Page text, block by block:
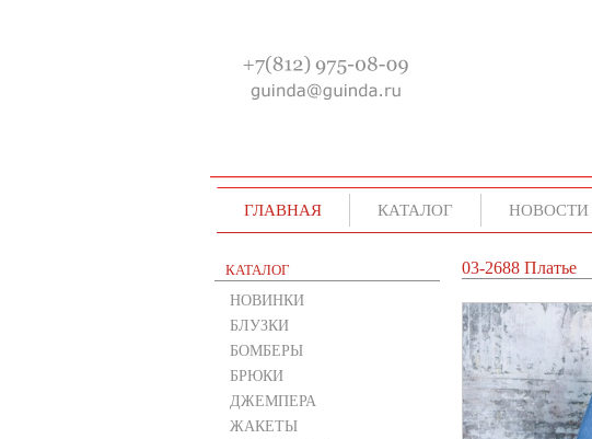
ГЛАВНАЯ КАТАЛОГ НОВОСТИ
КАТАЛОГ
НОВИНКИ
БЛУЗКИ
БОМБЕРЫ
БРЮКИ
ДЖЕМПЕРА
ЖАКЕТЫ
03-2688 Платье